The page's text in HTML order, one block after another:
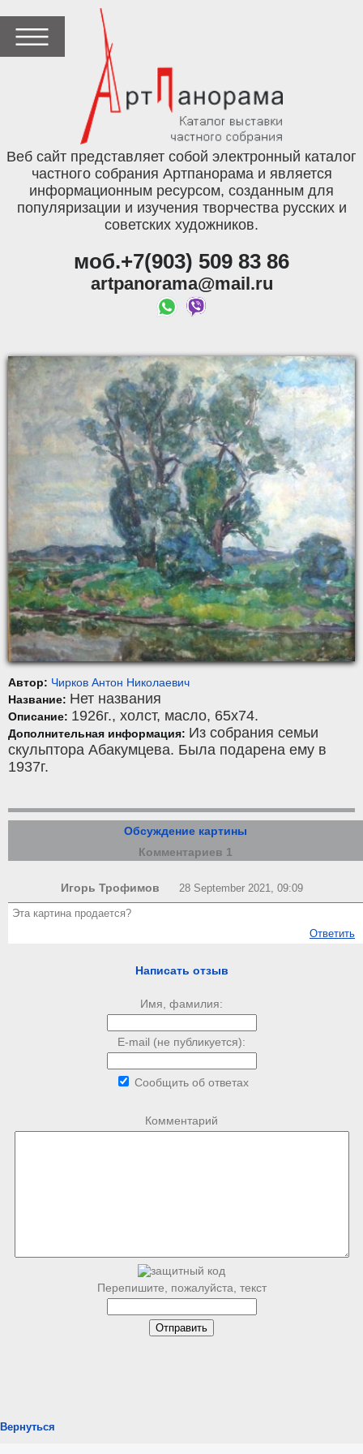
Веб сайт представляет собой электронный каталог
частного собрания Артпанорама и является
информационным ресурсом, созданным для
популяризации и изучения творчества русских и
советских художников.
моб.+7(903) 509 83 86
artpanorama@mail.ru
Автор: Чирков Антон Николаевич
Название: Нет названия
Описание: 1926г., холст, масло, 65x74.
Дополнительная информация: Из собрания семьи
скульптора Абакумцева. Была подарена ему в
1937г.
Обсуждение картины
Комментариев 1
Игорь Трофимов 28 September 2021, 09:09
Эта картина продается?
Ответить
Написать отзыв
Имя, фамилия:
E-mail (не публикуется):
Сообщить об ответах
Комментарий
Перепишите, пожалуйста, текст
Вернуться